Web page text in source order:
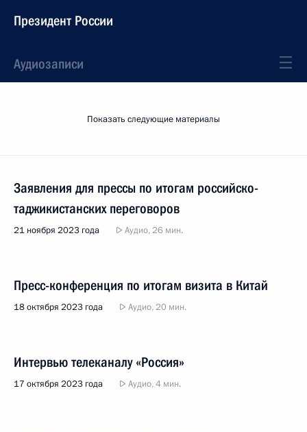
Президент России
Аудиозаписи
Показать следующие материалы
Заявления для прессы по итогам российско-
таджикистанских переговоров
21 ноября 2023 года Аудио, 26 мин.
Пресс-конференция по итогам визита в Китай
18 октября 2023 года Аудио, 20 мин.
Интервью телеканалу «Россия»
17 октября 2023 года Аудио, 4 мин.